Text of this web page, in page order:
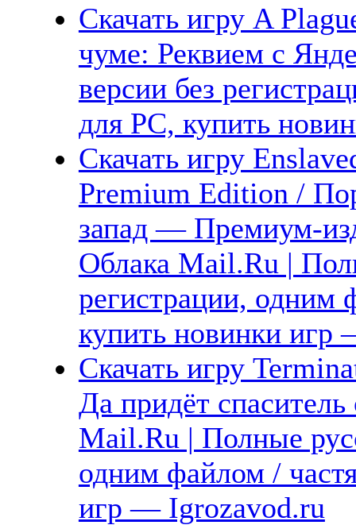
Скачать игру A
чуме: Реквием с
версии без
для PC, купить
Скачать игру
Premium Edition /
запад — Премиум-
Облака Mail.Ru |
регистрации, одним
купить новинки
Скачать игру
Да придёт
Mail.Ru | Полные
одним файлом /
игр — Igrozavod.ru